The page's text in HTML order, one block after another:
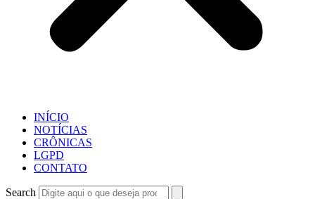
INÍCIO
NOTÍCIAS
CRÔNICAS
LGPD
CONTATO
Search